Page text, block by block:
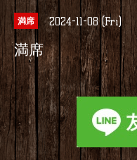
満席 2024-11-08 (Fri)
満席